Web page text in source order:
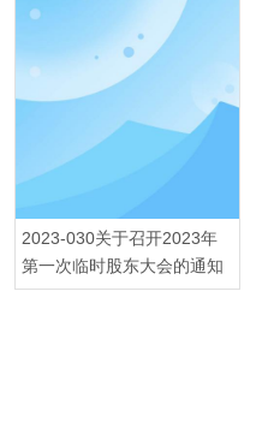
2023-030关于召开2023年
第一次临时股东大会的通知